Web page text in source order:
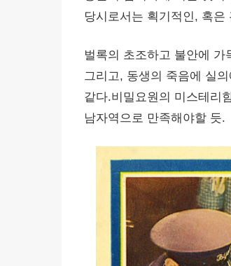
당시로서는 획기적인, 혹
벌록의 초조하고 불안에
그리고, 동생의 죽음에 실
같다.비밀요원의 미스테리
남자역으로 만족해야할 듯.